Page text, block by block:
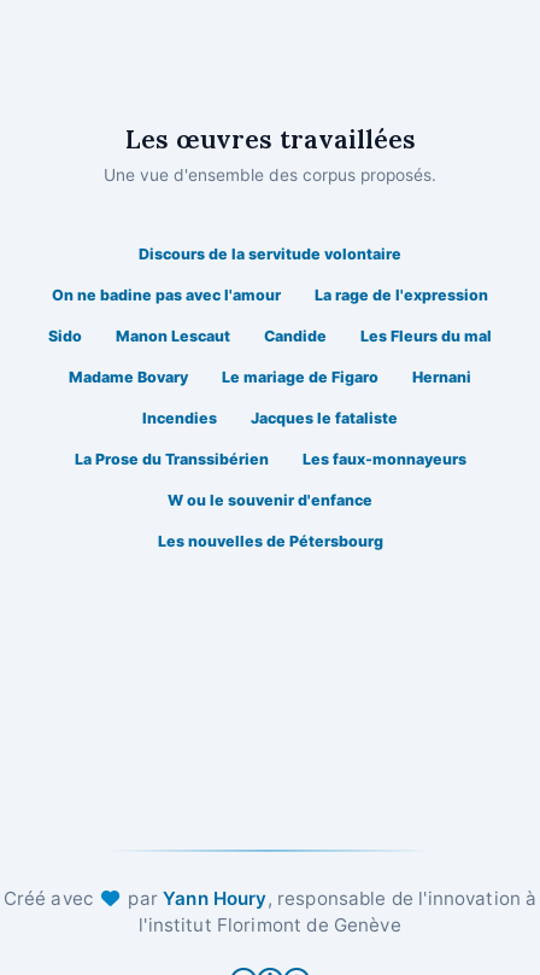
Les œuvres travaillées
Une vue d'ensemble des corpus proposés.
Discours de la servitude volontaire
On ne badine pas avec l'amour La rage de l'expression
Sido Manon Lescaut Candide Les Fleurs du mal
Madame Bovary Le mariage de Figaro Hernani
Incendies Jacques le fataliste
La Prose du Transsibérien Les faux-monnayeurs
W ou le souvenir d'enfance
Les nouvelles de Pétersbourg
Créé avec parYann Houry, responsable de l'innovation à
l'institut Florimont de Genève